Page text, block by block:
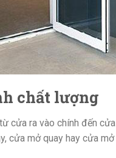
chất lượng
cửa ra vào chính đến
cửa mở quay hay cửa mở